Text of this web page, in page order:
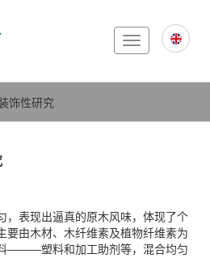
Toggle
navigation
饰性研究
，表现出逼真的原木风味，体现了个
要由木材、木纤维素及植物纤维素为
———塑料和加工助剂等，混合均匀